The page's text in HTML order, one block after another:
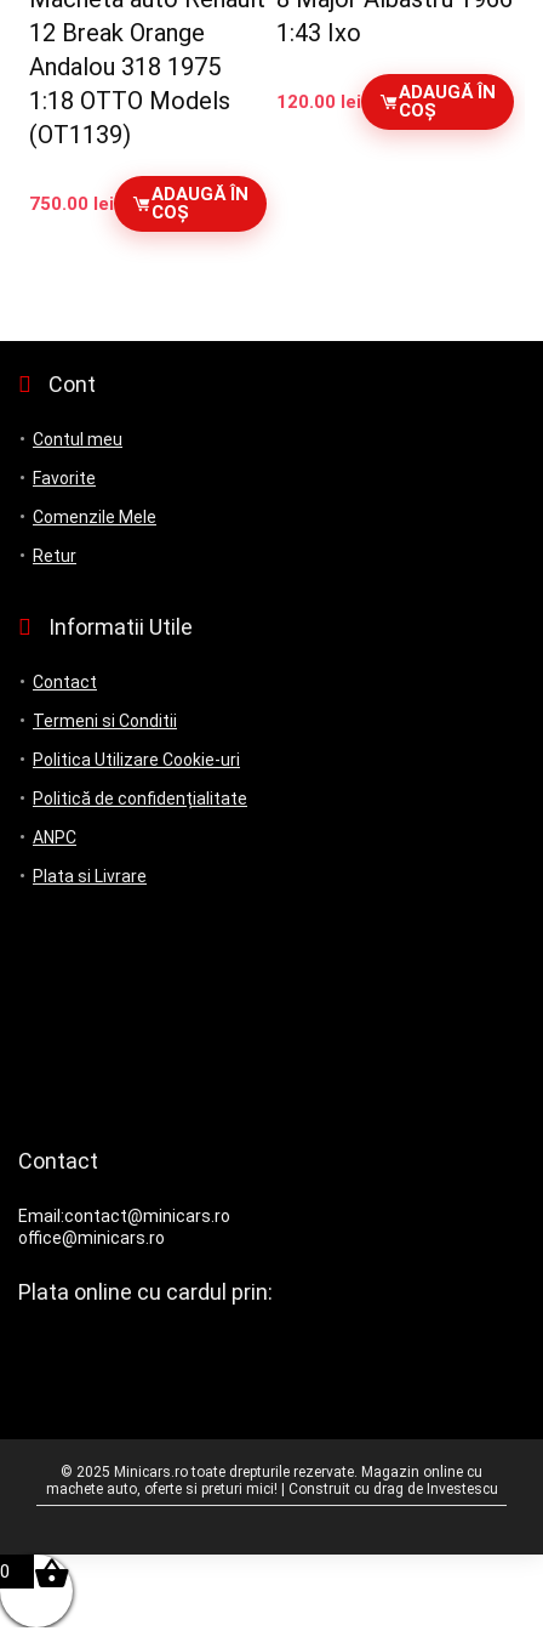
12 Break Orange
Andalou 318 1975
1:18 OTTO Models
(OT1139)
750.00 lei
ADAUGĂ ÎN
COȘ
1:43 Ixo
120.00 lei
ADAUGĂ ÎN
COȘ
Cont
Contul meu
Favorite
Comenzile Mele
Retur
Informatii Utile
Contact
Termeni si Conditii
Politica Utilizare Cookie-uri
Politică de confidențialitate
ANPC
Plata si Livrare
Contact
Email:contact@minicars.ro
office@minicars.ro
Plata online cu cardul prin:
© 2025 Minicars.ro toate drepturile rezervate. Magazin online cu
machete auto, oferte si preturi mici! | Construit cu drag de Investescu
0